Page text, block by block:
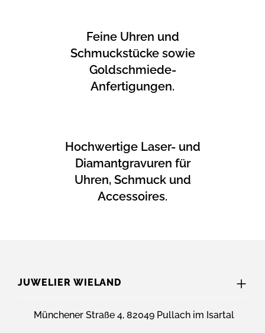
Feine Uhren und
Schmuckstücke sowie
Goldschmiede-
Anfertigungen.
Hochwertige Laser- und
Diamantgravuren für
Uhren, Schmuck und
Accessoires.
JUWELIER WIELAND
Münchener Straße 4, 82049 Pullach im Isartal